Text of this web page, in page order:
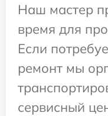
Наш мастер
время для
Если
ремонт мы
сервисный